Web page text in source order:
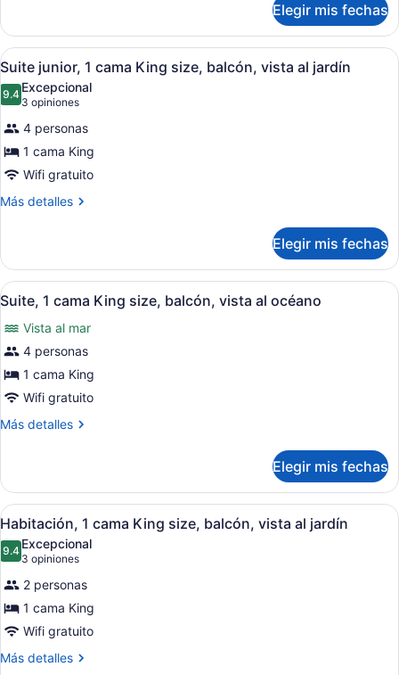
vista
al
océano
1
cama
King
size,
balcón,
vista
al
océano
Elegir mis fechas
Abrir
todas
las
fotos
de
Suite
junior,
1
size,
balcón,
vista
al
jardín
Un resort con varias piscinas,
9
Suite junior, 1 cama King size, balcón, vista al jardín
9.49.4 de 10
Excepcional
3 opiniones
(3
opiniones)
4 personas
1 cama King
Wifi gratuito
Más detalles
Más
junior,
cama
size,
balcón,
vista
al
jardín
Elegir mis fechas
Abrir
todas
las
fotos
de
Suite,
cama
balcón,
vista
al
océano
Una habitación de hotel con una
5
Suite, 1 cama King size, balcón, vista al océano
Vista al mar
4 personas
1 cama King
Wifi gratuito
Más detalles
Más
1
cama
King
size,
balcón,
vista
al
océano
Elegir mis fechas
Abrir
todas
las
fotos
de
Habitación,
1
cama
Habitación de hotel con cama
4
Habitación, 1 cama King size, balcón, vista al jardín
9.49.4 de 10
Excepcional
3 opiniones
(3
opiniones)
2 personas
1 cama King
Wifi gratuito
Más detalles
Más